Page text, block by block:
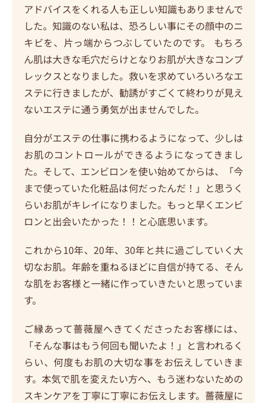
アドバイスをくれる人も正しい知識もありませんで
した。知識のない私は、恐ろしい事にその顔中のニ
キビを、片っ端からつぶしていたのです。 もちろ
ん肌は大きな毛穴だらけとなりお肌が大きなコンプ
レックスとなりました。救いを求めていろいろなエ
ステに行きましたが、勧誘がすごくて終わりが見え
ないエステに通う勇気が出ませんでした。
自分がエステの仕事に携わるようになって、少しは
お肌のコントロールができるようになってきまし
た。そして、エンビロンを使い始めてからは、「今
まで使っていた化粧品は何だったんだ！」と思うく
らいお肌がキレイになりました。もっと早くエンビ
ロンと出会いたかった！！と心底思います。
これから10年、20年、30年と共に過ごしていく大
切なお肌。年齢を重ねるほどに自信が持てる、そん
な肌をお客様と一緒に作っていきたいと思っていま
す。
ご縁あって薔薇屋へきてくださったお客様には、
「そんな事はもう何回も聞いたよ！」と言われるく
らい、何度もお肌の大切な事をお伝えしていきま
す。本気で肌を変えたい方へ、もう迷わないための
スキンケアを丁寧に丁寧にお伝えします。薔薇屋に